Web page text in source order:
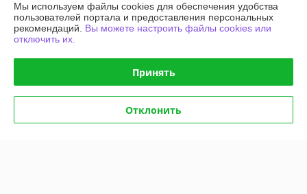
Информация для покупателя
Регистрационный номер ЕГР: 192786651
Мы используем файлы cookies для обеспечения удобства
пользователей портала и предоставления персональных
рекомендаций. Вы можете настроить файлы cookies или
отключить их.
Принять
Отклонить